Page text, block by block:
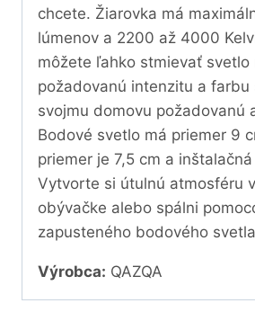
chcete. Žiarovka má
lúmenov a 2200 až 4000
môžete ľahko stmievať svetlo
požadovanú intenzitu a
svojmu domovu požadovanú
Bodové svetlo má priemer 9
priemer je 7,5 cm a
Vytvorte si útulnú atmosféru
obývačke alebo spálni
zapusteného bodového
Výrobca: QAZQA